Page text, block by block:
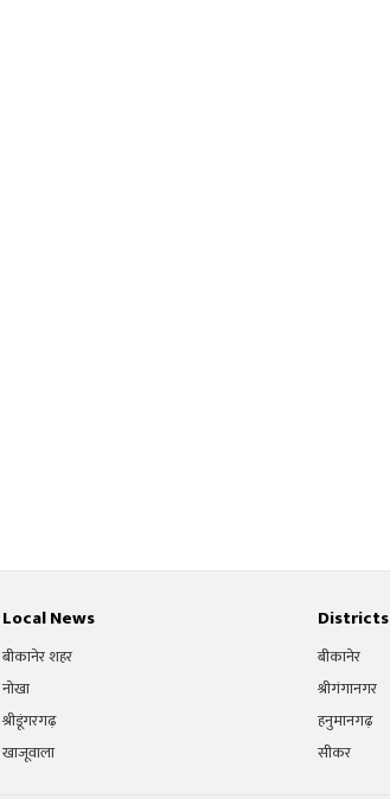
Local News
बीकानेर शहर
नोखा
श्रीडूंगरगढ़
खाजूवाला
Districts
बीकानेर
श्रीगंगानगर
हनुमानगढ़
सीकर